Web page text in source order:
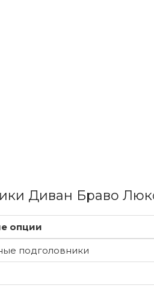
Диван Браво
опции
подголовники